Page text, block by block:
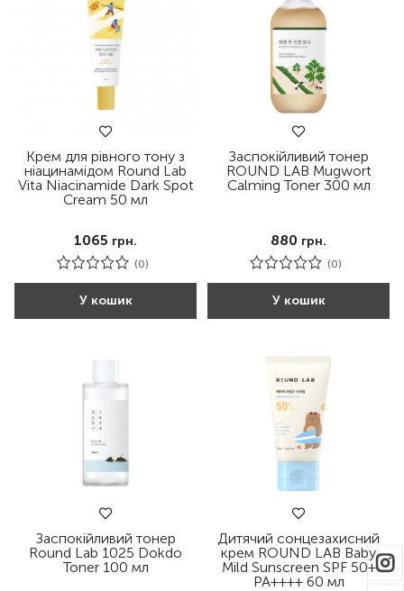
Крем для рівного тону з
ніацинамідом Round Lab
Vita Niacinamide Dark Spot
Cream 50 мл
1065 грн.
(0)
У кошик
Заспокійливий тонер
ROUND LAB Mugwort
Calming Toner 300 мл
880 грн.
(0)
У кошик
Заспокійливий тонер
Round Lab 1025 Dokdo
Toner 100 мл
Дитячий сонцезахисний
крем ROUND LAB Baby
Mild Sunscreen SPF 50+
PA++++ 60 мл